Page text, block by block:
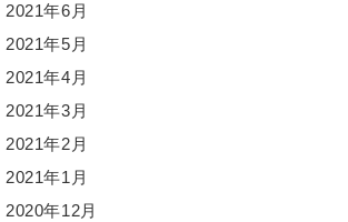
2021年6月
2021年5月
2021年4月
2021年3月
2021年2月
2021年1月
2020年12月